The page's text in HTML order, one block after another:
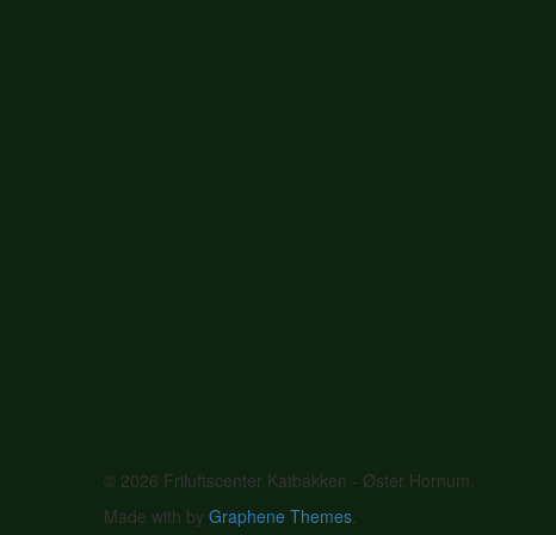
© 2026 Friluftscenter Katbakken - Øster Hornum.
Made with by Graphene Themes.